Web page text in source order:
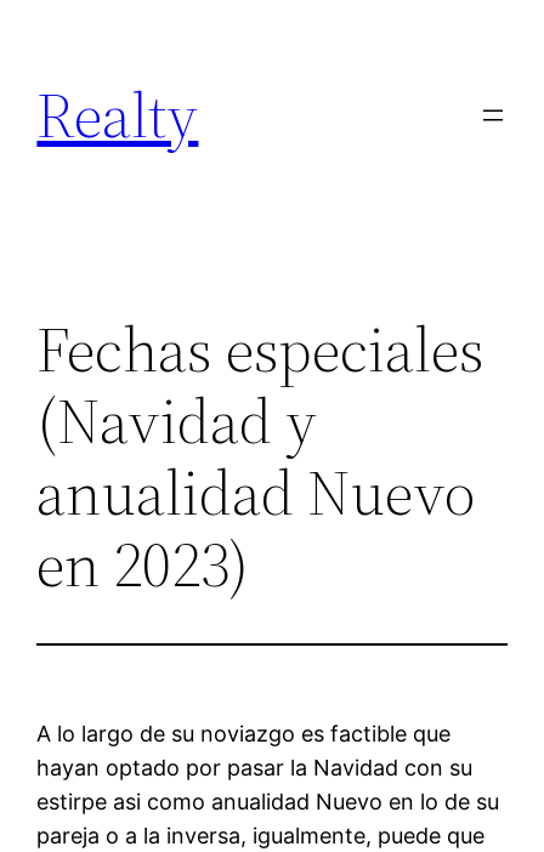
content
Realty
Fechas especiales
(Navidad y
anualidad Nuevo
en 2023)
A lo largo de su noviazgo es factible que
hayan optado por pasar la Navidad con su
estirpe asi­ como anualidad Nuevo en lo de su
pareja o a la inversa, igualmente, puede que